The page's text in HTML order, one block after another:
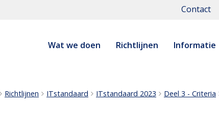
Contact
Wat we doen Richtlijnen Informatie
Richtlijnen ITstandaard ITstandaard 2023 Deel 3 - Criteria